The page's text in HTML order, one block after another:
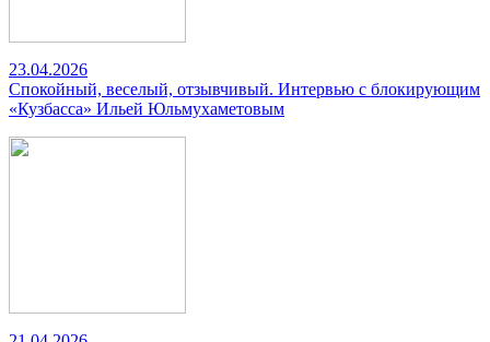
23.04.2026
Спокойный, веселый, отзывчивый. Интервью с блокирующим
«Кузбасса» Ильей Юльмухаметовым